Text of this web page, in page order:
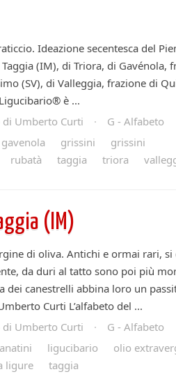
Ideazione secentesca del
(IM), di Triora, di Gavénola,
(SV), di Valleggia, frazione di
è ...
Umberto Curti ·
G - Alfabeto
gavenola grissini
grissini
rubatà taggia triora
(IM)
di oliva. Antichi e ormai rari,
da duri al tatto sono poi più
canestrelli abbina loro un
Curti L’alfabeto del ...
Umberto Curti ·
G - Alfabeto
ligucibario olio
ligure taggia